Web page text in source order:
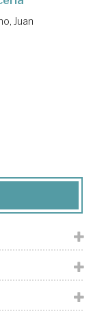
Juan